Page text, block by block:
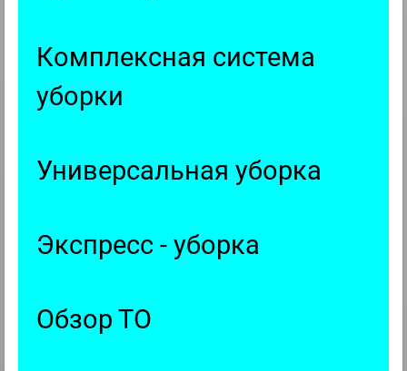
Комплексная система
уборки
Универсальная уборка
Экспресс - уборка
Обзор ТО